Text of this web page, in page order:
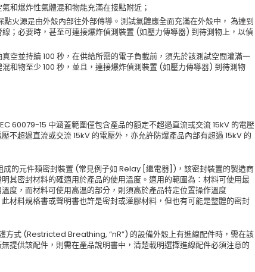
和爆炸性氣體混和物能充滿在接點附近；
火源是由外殼內部往外部傳導。測試氣體應全面充滿在外殼中， 為達到
；必要時，甚至可連接爆炸偵測裝置 (如壓力傳導器) 到待測物上，以偵
空並持續 100 秒，在供給所需的電子負載前，須先於該測試空間灌滿一
和物至少 100 秒，並且，連接爆炸偵測裝置 (如壓力傳導器) 到待測物
60079-15 中涵蓋範圍僅包含產品的額定不超過直流或交流 15kV 的電壓
不超過直流或交流 15kV 的電壓外，亦允許防爆產品內部有超過 15kV 的
成的元件類密封裝置 (常見例子如 Relay [繼電器])，該密封裝置的製造商
其密封材料的確適用於產品的使用溫度。適用的範圍為：材料可使用最
度，而材料可使用高溫的部分，則須高於產品特定位置操作溫度
料規格書或聲明書也許是密封或灌膠材料，但也有可能是整體的密封
方式 (Restricted Breathing, “nR”) 的設備外殼上有進線配件時，需在該
提供該配件，則需在產品說明書中，清楚載明選擇進線配件必須注意的